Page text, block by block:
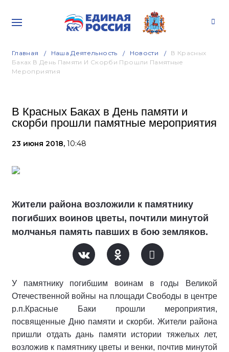
Главная Наша Деятельность Новости
В Красных
Баках В День Памяти И Скорби Прошли Памятные
Мероприятия
В Красных Баках в День памяти и
скорби прошли памятные мероприятия
23 июня 2018, 10:48
Жители района возложили к памятнику
погибших воинов цветы, почтили минутой
молчанья память павших в бою земляков.
У памятнику погибшим воинам в годы Великой
Отечественной войны на площади Свободы в центре
р.п.Красные Баки прошли мероприятия,
посвященные Дню памяти и скорби. Жители района
пришли отдать дань памяти истории тяжелых лет,
возложив к памятнику цветы и венки, почтив минутой